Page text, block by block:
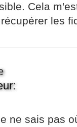
Cela
les
ne sais pas